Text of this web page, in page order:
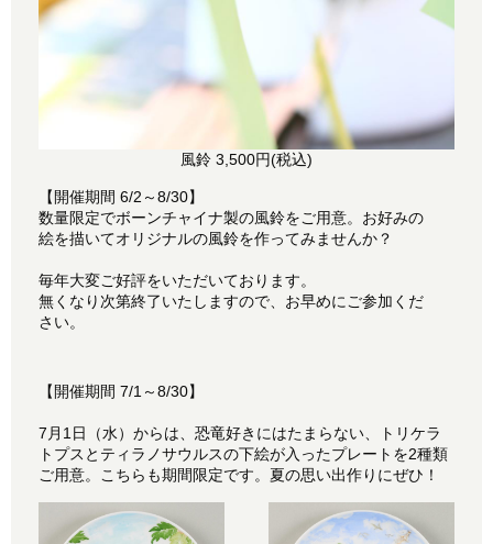
風鈴 3,500円(税込)
【開催期間 6/2～8/30】
数量限定でボーンチャイナ製の風鈴をご用意。お好みの
絵を描いてオリジナルの風鈴を作ってみませんか？
毎年大変ご好評をいただいております。
無くなり次第終了いたしますので、お早めにご参加くだ
さい。
【開催期間 7/1～8/30】
7月1日（水）からは、恐竜好きにはたまらない、トリケラ
トプスとティラノサウルスの下絵が入ったプレートを2種類
ご用意。こちらも期間限定です。夏の思い出作りにぜひ！